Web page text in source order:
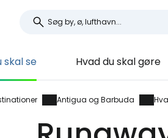
skal se Hvad du skal gøre
Antigua og Barbuda